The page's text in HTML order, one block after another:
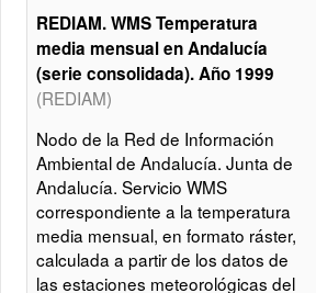
REDIAM. WMS Temperatura
media mensual en Andalucía
(serie consolidada). Año 1999
(REDIAM)
Nodo de la Red de Información
Ambiental de Andalucía. Junta de
Andalucía. Servicio WMS
correspondiente a la temperatura
media mensual, en formato ráster,
calculada a partir de los datos de
las estaciones meteorológicas del